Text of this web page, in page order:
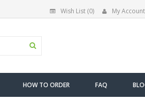
Wish List (0) My Account
HOW TO ORDER FAQ